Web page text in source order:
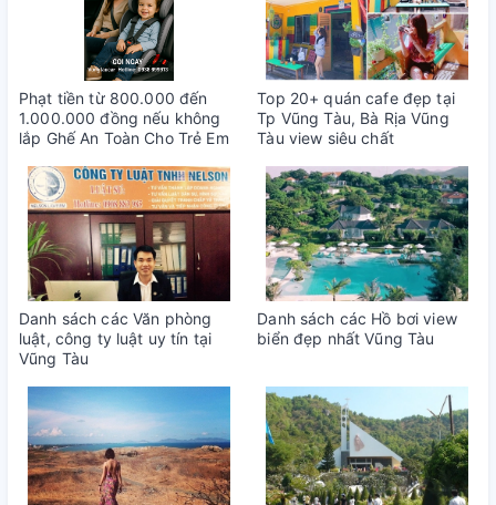
Phạt tiền từ 800.000 đến
1.000.000 đồng nếu không
lắp Ghế An Toàn Cho Trẻ Em
Top 20+ quán cafe đẹp tại
Tp Vũng Tàu, Bà Rịa Vũng
Tàu view siêu chất
Danh sách các Văn phòng
luật, công ty luật uy tín tại
Vũng Tàu
Danh sách các Hồ bơi view
biển đẹp nhất Vũng Tàu